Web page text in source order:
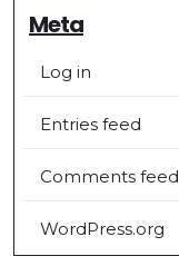
Meta
Log in
Entries feed
Comments feed
WordPress.org